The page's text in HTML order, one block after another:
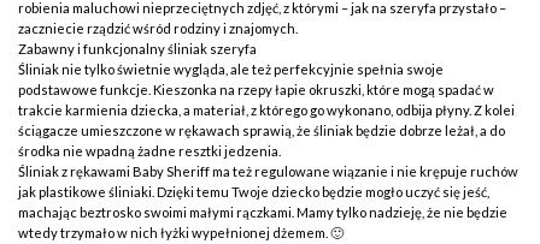
robienia maluchowi nieprzeciętnych zdjęć, z którymi – jak na szeryfa przystało –
zaczniecie rządzić wśród rodziny i znajomych.
Zabawny i funkcjonalny śliniak szeryfa
Śliniak nie tylko świetnie wygląda, ale też perfekcyjnie spełnia swoje
podstawowe funkcje. Kieszonka na rzepy łapie okruszki, które mogą spadać w
trakcie karmienia dziecka, a materiał, z którego go wykonano, odbija płyny. Z kolei
ściągacze umieszczone w rękawach sprawią, że śliniak będzie dobrze leżał, a do
środka nie wpadną żadne resztki jedzenia.
Śliniak z rękawami Baby Sheriff ma też regulowane wiązanie i nie krępuje ruchów
jak plastikowe śliniaki. Dzięki temu Twoje dziecko będzie mogło uczyć się jeść,
machając beztrosko swoimi małymi rączkami. Mamy tylko nadzieję, że nie będzie
wtedy trzymało w nich łyżki wypełnionej dżemem. 🙂